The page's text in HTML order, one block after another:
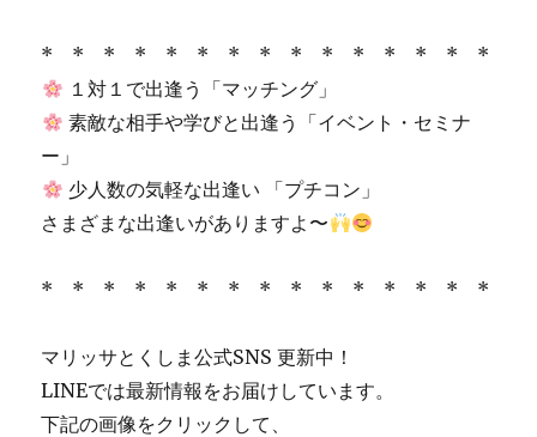
* * * * * * * * * * * * * * *
１対１で出逢う「マッチング」
素敵な相手や学びと出逢う「イベント・セミナ
ー」
少人数の気軽な出逢い 「プチコン」
さまざまな出逢いがありますよ〜
* * * * * * * * * * * * * * *
マリッサとくしま公式SNS 更新中！
LINEでは最新情報をお届けしています。
下記の画像をクリックして、